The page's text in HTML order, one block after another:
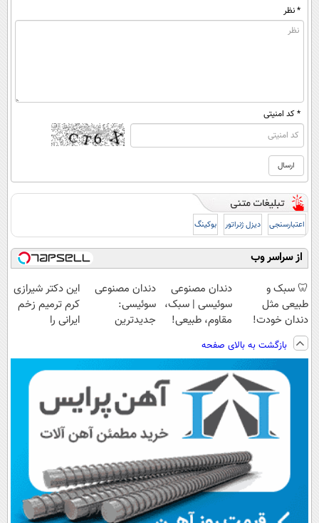
* نظر
* کد امنیتی
اعتبارسنجی دیزل ژنراتور بوکینگ
از سراسر وب
🦷 سبک و
طبیعی مثل
دندان خودت!
نصب آسان و
پرداخت اقساطی
💳 📍 تهران
دندان مصنوعی
سوئیسی | سبک،
مقاوم، طبیعی!
رایگان+پرداخت
اقساطی😍
دندان مصنوعی
سوئیسی:
جدیدترین
پرداخت قسطی
این دکتر شیرازی
کرم ترمیم زخم
ایرانی را
بازگشت به بالای صفحه